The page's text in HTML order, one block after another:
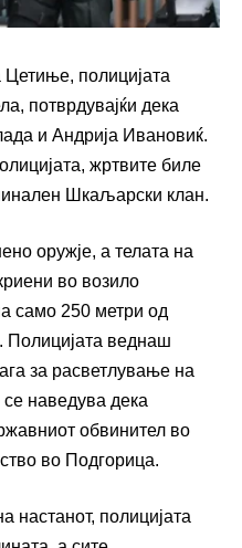
полицијата
потврдувајќи дека
и Андрија Ивановиќ.
жртвите биле
Шкаљарски клан.
оружје, а телата на
во возило
само 250 метри од
Полицијата веднаш
за расветлување на
се наведува дека
обвинител во
во Подгорица.
настанот, полицијата